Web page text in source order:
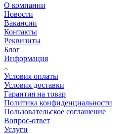
О компании
Новости
Вакансии
Контакты
Реквизиты
Блог
Информация
Условия оплаты
Условия доставки
Гарантия на товар
Политика конфиденциальности
Пользовательское соглашение
Вопрос-ответ
Услуги